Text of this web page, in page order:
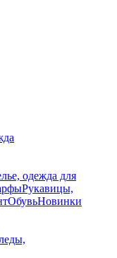
одежда для
Рукавицы,
ОбувьНовинки